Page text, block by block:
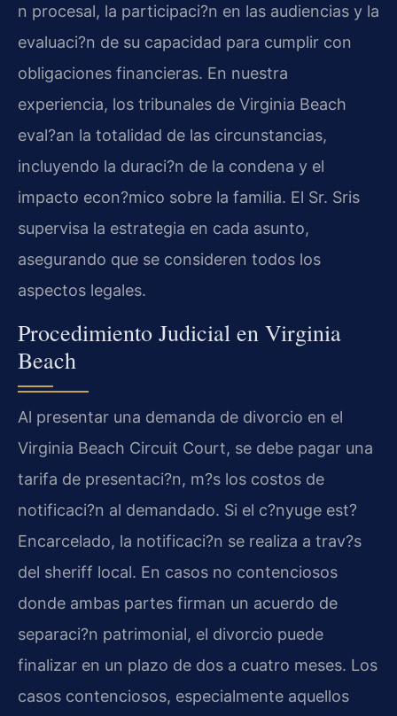
n procesal, la participaci?n en las audiencias y la
evaluaci?n de su capacidad para cumplir con
obligaciones financieras. En nuestra
experiencia, los tribunales de Virginia Beach
eval?an la totalidad de las circunstancias,
incluyendo la duraci?n de la condena y el
impacto econ?mico sobre la familia. El Sr. Sris
supervisa la estrategia en cada asunto,
asegurando que se consideren todos los
aspectos legales.
Procedimiento Judicial en Virginia
Beach
Al presentar una demanda de divorcio en el
Virginia Beach Circuit Court, se debe pagar una
tarifa de presentaci?n, m?s los costos de
notificaci?n al demandado. Si el c?nyuge est?
Encarcelado, la notificaci?n se realiza a trav?s
del sheriff local. En casos no contenciosos
donde ambas partes firman un acuerdo de
separaci?n patrimonial, el divorcio puede
finalizar en un plazo de dos a cuatro meses. Los
casos contenciosos, especialmente aquellos